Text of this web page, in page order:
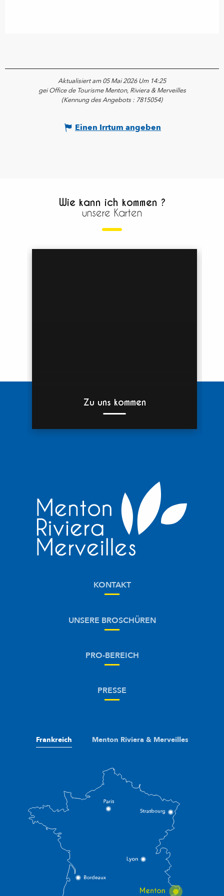
Aktualisiert am 05 Mai 2026 Um 14:25
gei Office de Tourisme Menton, Riviera & Merveilles
(Kennung des Angebots : 7815054)
Einen Irrtum angeben
Wie kann ich kommen ?
unsere Karten
Zu uns kommen
KONTAKT
UNSERE BROSCHÜREN
PRO-BEREICH
PRESSE
Frankreich Menton Riviera & Merveilles